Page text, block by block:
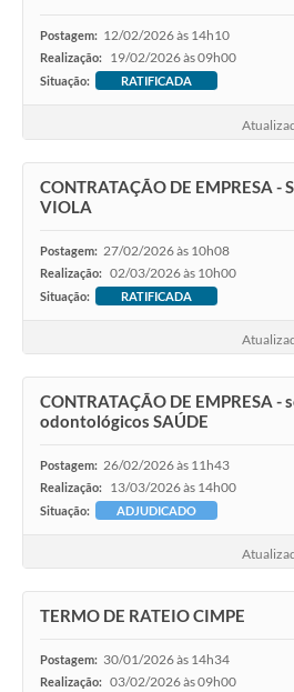
Postagem: 12/02/2026 às 14h10
Realização: 19/02/2026 às 09h00
Situação: RATIFICADA
CONTRATAÇÃO DE EMPRESA -
VIOLA
Postagem: 27/02/2026 às 10h08
Realização: 02/03/2026 às 10h00
Situação: RATIFICADA
CONTRATAÇÃO DE EMPRESA -
odontológicos SAÚDE
Postagem: 26/02/2026 às 11h43
Realização: 13/03/2026 às 14h00
Situação: ADJUDICADO
TERMO DE RATEIO CIMPE
Postagem: 30/01/2026 às 14h34
Realização: 03/02/2026 às 09h00